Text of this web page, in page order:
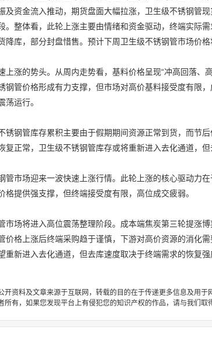
及资金流入推动，期货盘面大幅拉涨，卫生级不锈钢管
。整体看，此轮上涨主要由情绪和资金驱动，终端实际需
降库，部分封盘惜售。预计下周卫生级不锈钢管市场价格
上涨的势头。从周内走势看，基料价格呈现“冲高回落、
钢管价格形成有力支撑，但市场对高价基料接受度有限
荡运行。
锈钢管库存累积主要由于假期期间资源正常到货，而节
复正常，卫生级不锈钢管库存或将重新进入去化通道，但
管市场迎来一波快速上涨行情。此轮上涨的核心驱动力
格提供强支撑，但终端接受度有限，高位成交疲弱。
市场将进入高位震荡整理阶段。成本端焦炭第三轮提涨
价格上涨后终端采购趋于谨慎，下游对高价资源的消化
重新进入去化通道，但去库速度取决于终端需求的恢复
开资料及文章来源于互联网，转载的目的在于传递更多信息及用
有，如果您发现平台上有侵犯您的知识产权的作品，请与我们取